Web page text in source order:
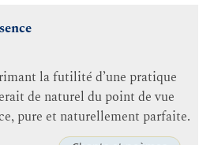
la futilité d’une pratique
de naturel du point de vue
pure et naturellement parfaite.